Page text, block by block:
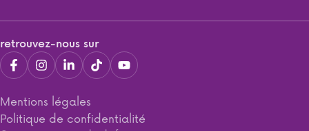
Mentions légales
Politique de confidentialité
retrouvez-nous sur